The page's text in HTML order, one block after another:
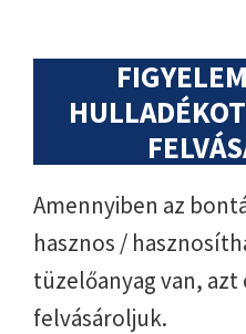
Amennyiben az
hasznos /
tüzelőanyag van,
felvásároljuk.